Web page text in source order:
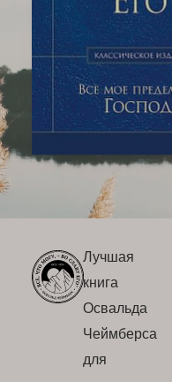
Лучшая
книга
Освальда
Чеймберса
для